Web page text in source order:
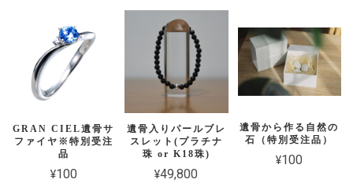
GRAN CIEL遺骨サ
ファイヤ※特別受注
品
¥100
遺骨入りパールブレ
スレット(プラチナ
珠 or K18珠)
¥49,800
遺骨から作る自然の
石（特別受注品）
¥100